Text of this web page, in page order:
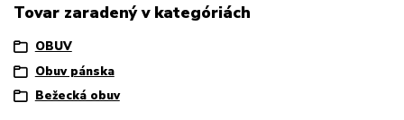
Tovar zaradený v kategóriách
OBUV
Obuv pánska
Bežecká obuv